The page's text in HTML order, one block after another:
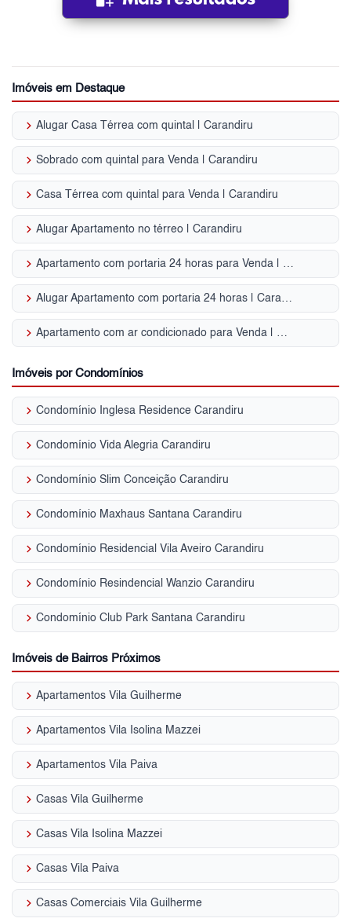
Imóveis em Destaque
keyboard_arrow_right Alugar Casa Térrea com quintal | Carandiru
keyboard_arrow_right Sobrado com quintal para Venda | Carandiru
keyboard_arrow_right Casa Térrea com quintal para Venda | Carandiru
keyboard_arrow_right Alugar Apartamento no térreo | Carandiru
keyboard_arrow_right Apartamento com portaria 24 horas para Venda | Carandiru
keyboard_arrow_right Alugar Apartamento com portaria 24 horas | Carandiru
keyboard_arrow_right Apartamento com ar condicionado para Venda | Carandiru
Imóveis por Condomínios
keyboard_arrow_right Condomínio Inglesa Residence Carandiru
keyboard_arrow_right Condomínio Vida Alegria Carandiru
keyboard_arrow_right Condomínio Slim Conceição Carandiru
keyboard_arrow_right Condomínio Maxhaus Santana Carandiru
keyboard_arrow_right Condomínio Residencial Vila Aveiro Carandiru
keyboard_arrow_right Condomínio Resindencial Wanzio Carandiru
keyboard_arrow_right Condomínio Club Park Santana Carandiru
Imóveis de Bairros Próximos
keyboard_arrow_right Apartamentos Vila Guilherme
keyboard_arrow_right Apartamentos Vila Isolina Mazzei
keyboard_arrow_right Apartamentos Vila Paiva
keyboard_arrow_right Casas Vila Guilherme
keyboard_arrow_right Casas Vila Isolina Mazzei
keyboard_arrow_right Casas Vila Paiva
keyboard_arrow_right Casas Comerciais Vila Guilherme